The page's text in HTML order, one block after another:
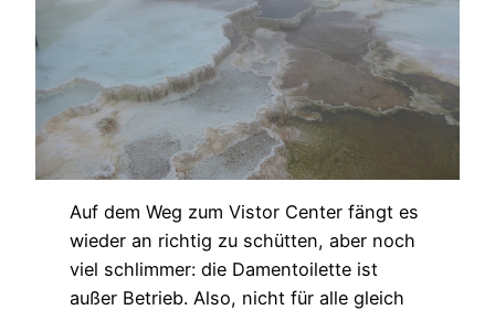
Auf dem Weg zum Vistor Center fängt es
wieder an richtig zu schütten, aber noch
viel schlimmer: die Damentoilette ist
außer Betrieb. Also, nicht für alle gleich